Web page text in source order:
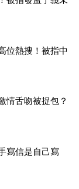
位熱搜！被指中
情舌吻被捉包？
寫信是自己寫